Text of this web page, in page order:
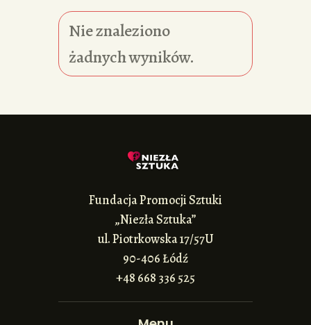
Nie znaleziono
żadnych wyników.
Fundacja Promocji Sztuki
„Niezła Sztuka”
ul. Piotrkowska 17/57U
90-406 Łódź
+48 668 336 525